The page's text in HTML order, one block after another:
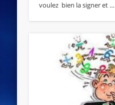
voulez bien la signer et …